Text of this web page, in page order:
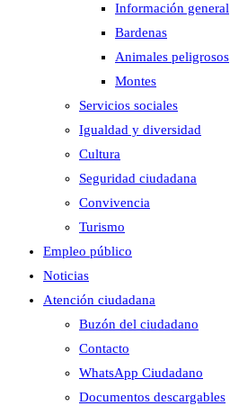
Información general
Bardenas
Animales peligrosos
Montes
Servicios sociales
Igualdad y diversidad
Cultura
Seguridad ciudadana
Convivencia
Turismo
Empleo público
Noticias
Atención ciudadana
Buzón del ciudadano
Contacto
WhatsApp Ciudadano
Documentos descargables